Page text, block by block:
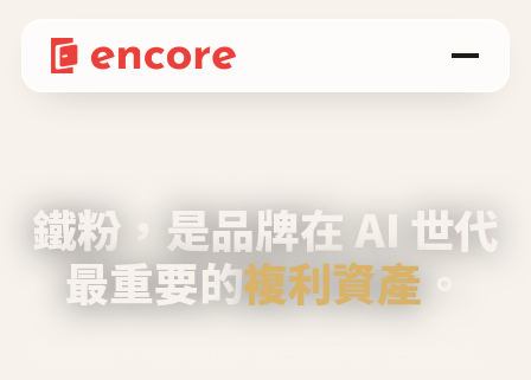
鐵粉，是品牌在 AI 世代
最重要的複利資產 。